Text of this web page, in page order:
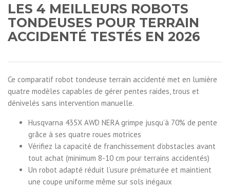
LES 4 MEILLEURS ROBOTS
TONDEUSES POUR TERRAIN
ACCIDENTÉ TESTÉS EN 2026
Ce comparatif robot tondeuse terrain accidenté met en lumière
quatre modèles capables de gérer pentes raides, trous et
dénivelés sans intervention manuelle.
Husqvarna 435X AWD NERA grimpe jusqu’à 70% de pente
grâce à ses quatre roues motrices
Vérifiez la capacité de franchissement d’obstacles avant
tout achat (minimum 8-10 cm pour terrains accidentés)
Un robot adapté réduit l’usure prématurée et maintient
une coupe uniforme même sur sols inégaux